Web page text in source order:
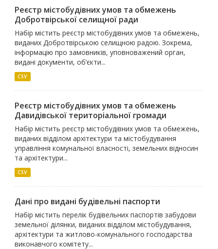
Реєстр містобудівних умов та обмежень
Добротвірської селищної ради
Набір містить реєстр містобудівних умов та обмежень,
виданих Добротвірською селищною радою. Зокрема,
інформацію про замовників, уповноважений орган,
видані документи, об’єкти...
CSV
Реєстр містобудівних умов та обмежень
Давидівської територіальної громади
Набір містить реєстр містобудівних умов та обмежень,
виданих відділом архітектури та містобудування
управління комунальної власності, земельних відносин
та архітектури...
CSV
Дані про видані будівельні паспорти
Набір містить перелік будівельних паспортів забудови
земельної ділянки, виданих відділом містобудування,
архітектури та житлово-комунального господарства
виконавчого комітету...